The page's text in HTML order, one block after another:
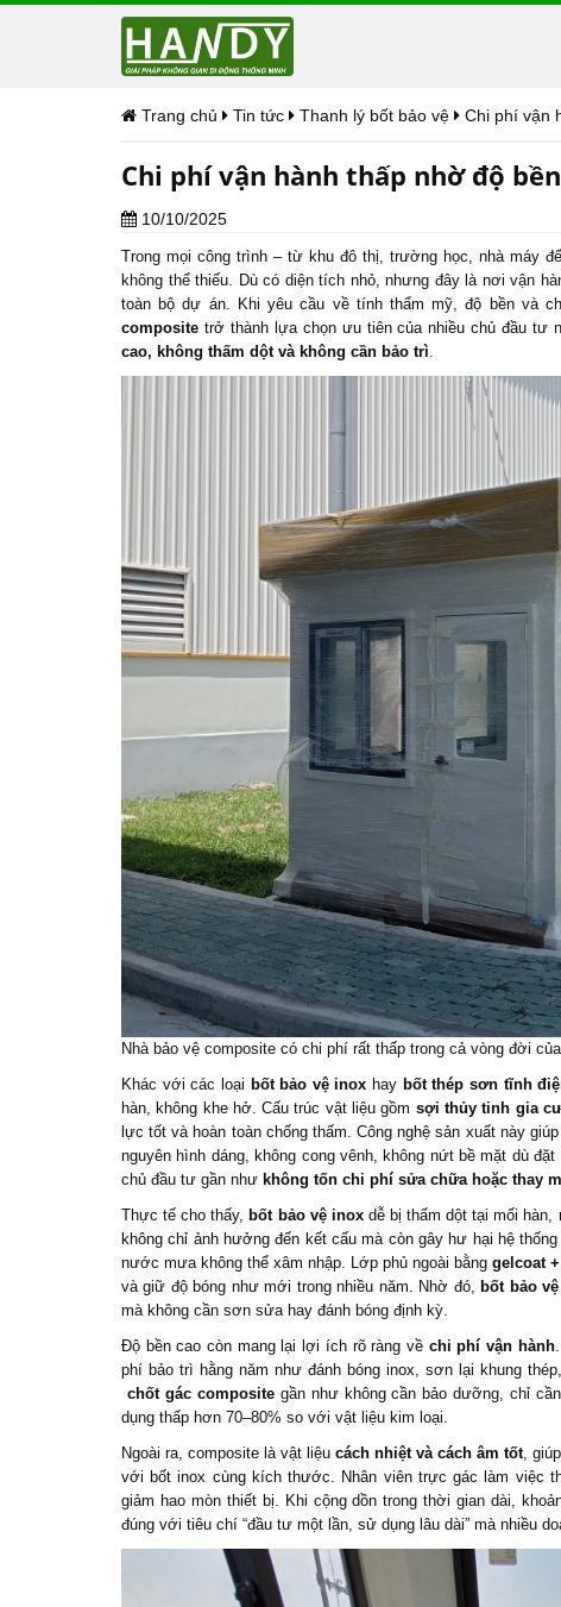
Trang chủ Tin tức Thanh lý bốt bảo vệ Chi phí vận
Chi phí vận hành thấp nhờ độ
10/10/2025
Trong mọi công trình – từ khu đô thị, trường học, nhà máy
không thể thiếu. Dù có diện tích nhỏ, nhưng đây là nơi vận
toàn bộ dự án. Khi yêu cầu về tính thẩm mỹ, độ bền và
composite trở thành lựa chọn ưu tiên của nhiều chủ đầu tư
cao, không thấm dột và không cần bảo trì.
Nhà bảo vệ composite có chi phí rất thấp trong cả vòng đời
Khác với các loại bốt bảo vệ inox hay bốt thép sơn tĩnh
hàn, không khe hở. Cấu trúc vật liệu gồm sợi thủy tinh gia
lực tốt và hoàn toàn chống thấm. Công nghệ sản xuất này giúp
nguyên hình dáng, không cong vênh, không nứt bề mặt dù
chủ đầu tư gần như không tốn chi phí sửa chữa hoặc thay
Thực tế cho thấy, bốt bảo vệ inoxdễ bị thấm dột tại mối hàn,
không chỉ ảnh hưởng đến kết cấu mà còn gây hư hại hệ
nước mưa không thể xâm nhập. Lớp phủ ngoài bằng gelcoat
và giữ độ bóng như mới trong nhiều năm. Nhờ đó,
bốt bảo
mà không cần sơn sửa hay đánh bóng định kỳ.
Độ bền cao còn mang lại lợi ích rõ ràng về chi phí vận hành
phí bảo trì hằng năm như đánh bóng inox, sơn lại khung
chốt gác compositegần như không cần bảo dưỡng, chỉ
dụng thấp hơn 70–80% so với vật liệu kim loại.
Ngoài ra, composite là vật liệu cách nhiệt và cách âm tốt ,
với bốt inox cùng kích thước. Nhân viên trực gác làm việc
giảm hao mòn thiết bị. Khi cộng dồn trong thời gian dài,
đúng với tiêu chí “đầu tư một lần, sử dụng lâu dài” mà nhiều